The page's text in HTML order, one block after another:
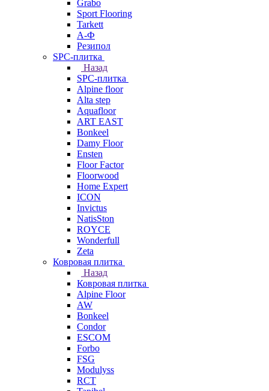
Grabo
Sport Flooring
Tarkett
А-Ф
Резипол
SPC-плитка
Назад
SPC-плитка
Alpine floor
Alta step
Aquafloor
ART EAST
Bonkeel
Damy Floor
Ensten
Floor Factor
Floorwood
Home Expert
ICON
Invictus
NatisSton
ROYCE
Wonderfull
Zeta
Ковровая плитка
Назад
Ковровая плитка
Alpine Floor
AW
Bonkeel
Condor
ESCOM
Forbo
FSG
Modulyss
RCT